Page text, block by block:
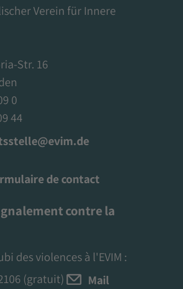
Verein für Innere
Str. 16
0
44
de contact
contre la
des violences à l'EVIM :
(gratuit) Mail